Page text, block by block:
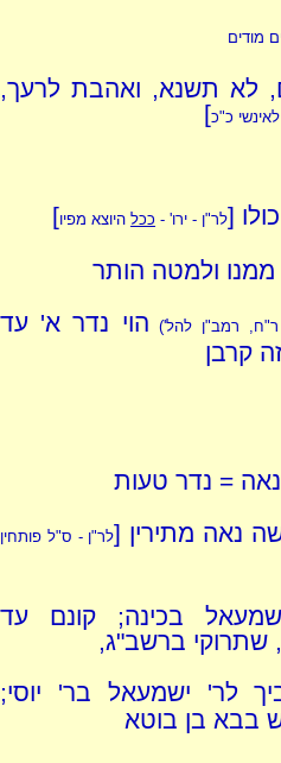
מודים
לא תשנא, ואהבת לרעך,
כ"כ]
[לר"ן - ירו' - ככל היוצא מפיו]
ולמטה הותר
ר"ח, רמב"ן להל') הוי נדר א' עד
קרבן
נאה = נדר טעות
נאה מתירין [לר"ן - ס"ל פותחין
בכינה; קונם עד
שתרוקי ברשב"ג,
לר' ישמעאל בר' יוסי;
בבא בן בוטא